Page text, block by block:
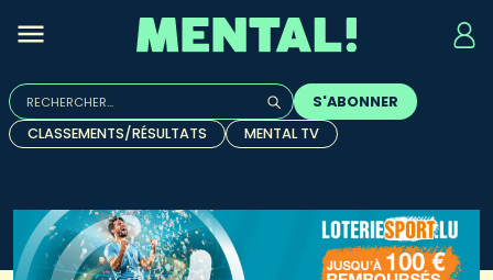
Rechercher :
Quand les résultats de l'auto-complétion sont
S'ABONNER
CLASSEMENTS/RÉSULTATS
MENTAL TV